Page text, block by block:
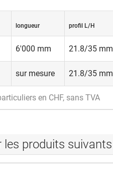
longueur profil L/H
6'000 mm 21.8/35 mm
sur mesure 21.8/35 mm
en CHF, sans TVA
les produits suivants